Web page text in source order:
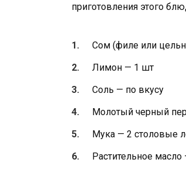
приготовления этого
Сом (филе или
Лимон — 1 шт
Соль — по вкусу
Молотый черный
Мука — 2 столовые
Растительное